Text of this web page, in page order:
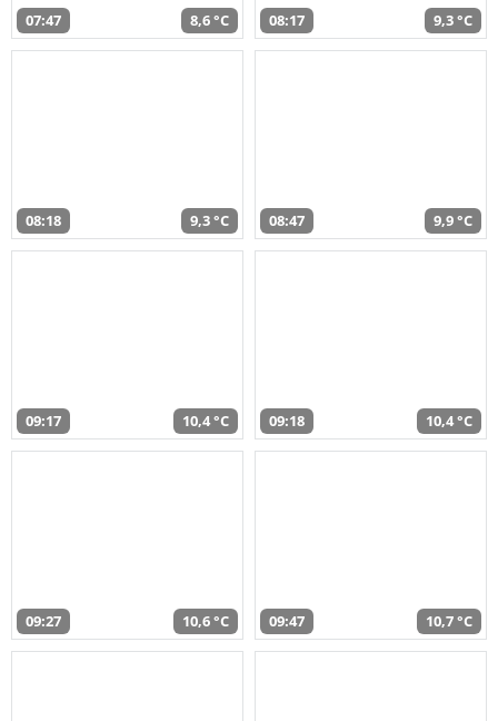
07:47 8,6 °C 08:17 9,3 °C
08:18 9,3 °C 08:47 9,9 °C
09:17 10,4 °C 09:18 10,4 °C
09:27 10,6 °C 09:47 10,7 °C